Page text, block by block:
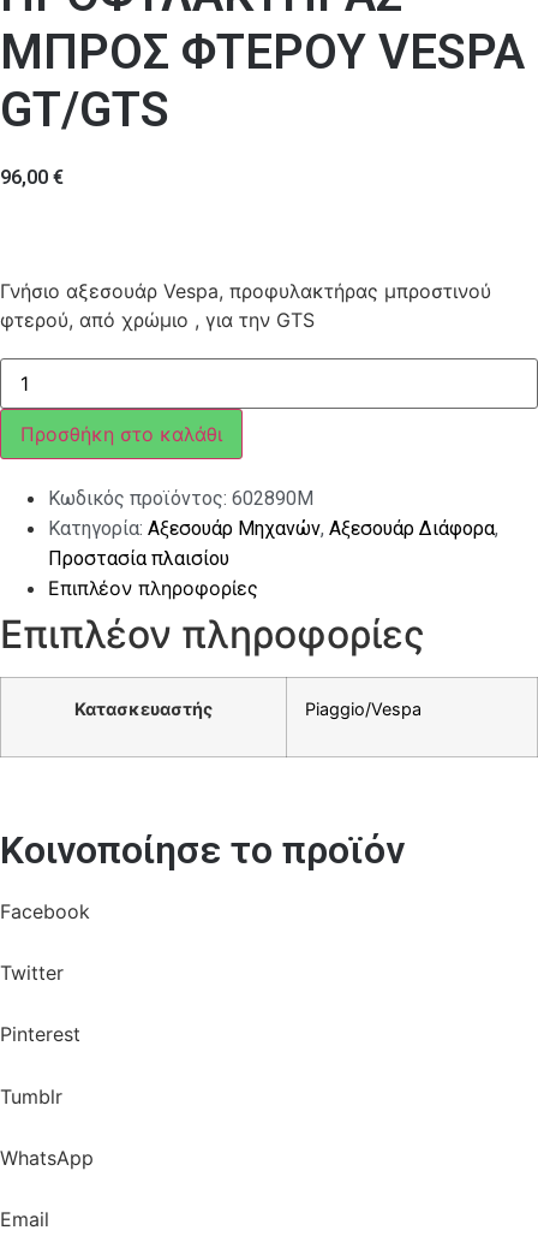
ΜΠΡΟΣ ΦΤΕΡΟΥ VESPA
GT/GTS
96,00 €
Γνήσιο αξεσουάρ Vespa, προφυλακτήρας μπροστινού
φτερού, από χρώμιο , για την GTS
ΠΡΟΦΥΛΑΚΤΗΡΑΣ
ΜΠΡΟΣ
ΦΤΕΡΟΥ
VESPA
GT/GTS
ποσότητα
Προσθήκη στο καλάθι
Κωδικός προϊόντος: 602890M
Κατηγορία: Αξεσουάρ Μηχανών, Αξεσουάρ Διάφορα,
Προστασία πλαισίου
Επιπλέον πληροφορίες
Επιπλέον πληροφορίες
Κατασκευαστής Piaggio/Vespa
Κοινοποίησε το προϊόν
Facebook
Twitter
Pinterest
Tumblr
WhatsApp
Email